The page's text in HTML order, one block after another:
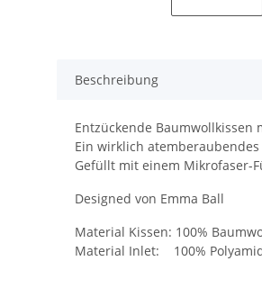
Beschreibung
Entzückende
Ein wirklich
Gefüllt mit einem Mikrofaser-
Designed von Emma Ball
Material Kissen: 100%
Material Inlet: 100%